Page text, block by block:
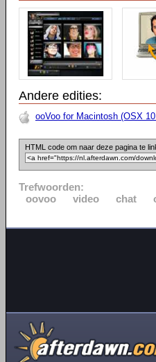
Andere edities:
ooVoo for Macintosh (OSX
HTML code om naar deze pagina te
Trefwoorden:
oovoo
video chat